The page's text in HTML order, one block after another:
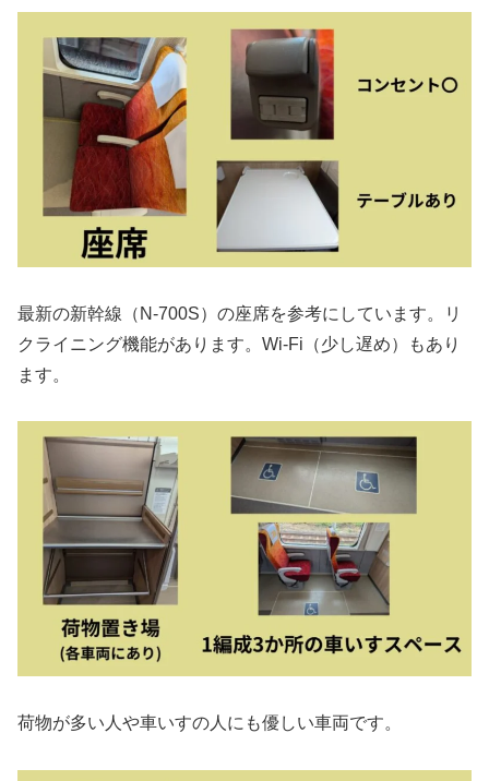
最新の新幹線（N-700S）の座席を参考にしています。リ
クライニング機能があります。Wi-Fi（少し遅め）もあり
ます。
荷物が多い人や車いすの人にも優しい車両です。